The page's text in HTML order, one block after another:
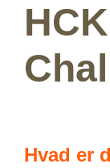
Hvad er